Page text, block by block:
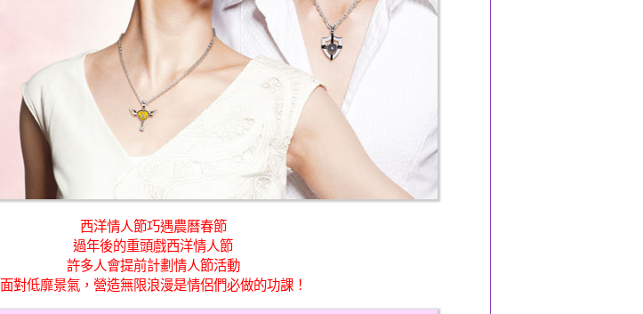
西洋情人節巧遇農曆春節
過年後的重頭戲西洋情人節
許多人會提前計劃情人節活動
面對低靡景氣，營造無限浪漫是情侶們必做的功課！